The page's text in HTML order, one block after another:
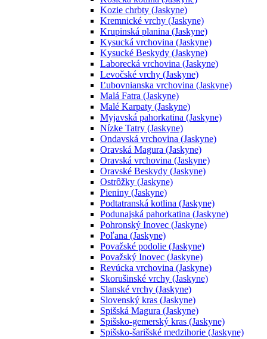
Kozie chrbty (Jaskyne)
Kremnické vrchy (Jaskyne)
Krupinská planina (Jaskyne)
Kysucká vrchovina (Jaskyne)
Kysucké Beskydy (Jaskyne)
Laborecká vrchovina (Jaskyne)
Levočské vrchy (Jaskyne)
Ľubovnianska vrchovina (Jaskyne)
Malá Fatra (Jaskyne)
Malé Karpaty (Jaskyne)
Myjavská pahorkatina (Jaskyne)
Nízke Tatry (Jaskyne)
Ondavská vrchovina (Jaskyne)
Oravská Magura (Jaskyne)
Oravská vrchovina (Jaskyne)
Oravské Beskydy (Jaskyne)
Ostrôžky (Jaskyne)
Pieniny (Jaskyne)
Podtatranská kotlina (Jaskyne)
Podunajská pahorkatina (Jaskyne)
Pohronský Inovec (Jaskyne)
Poľana (Jaskyne)
Považské podolie (Jaskyne)
Považský Inovec (Jaskyne)
Revúcka vrchovina (Jaskyne)
Skorušinské vrchy (Jaskyne)
Slanské vrchy (Jaskyne)
Slovenský kras (Jaskyne)
Spišská Magura (Jaskyne)
Spišsko-gemerský kras (Jaskyne)
Spišsko-šarišské medzihorie (Jaskyne)